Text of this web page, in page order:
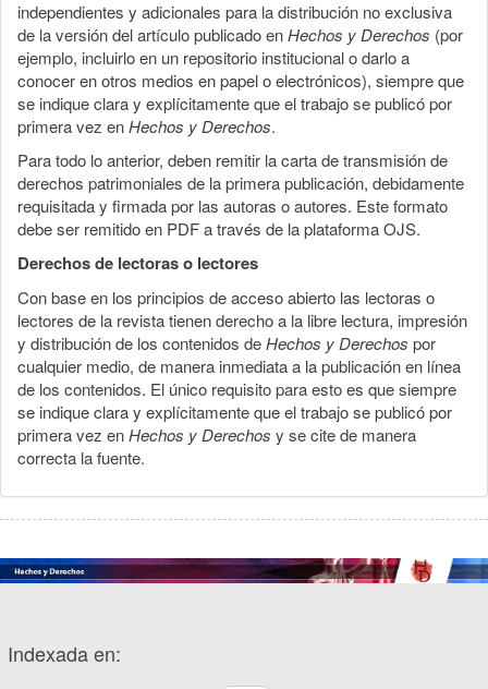
independientes y adicionales para la distribución no exclusiva
de la versión del artículo publicado enHechos y Derechos (por
ejemplo, incluirlo en un repositorio institucional o darlo a
conocer en otros medios en papel o electrónicos), siempre que
se indique clara y explícitamente que el trabajo se publicó por
primera vez enHechos y Derechos.
Para todo lo anterior, deben remitir la carta de transmisión de
derechos patrimoniales de la primera publicación, debidamente
requisitada y firmada por las autoras o autores. Este formato
debe ser remitido en PDF a través de la plataforma OJS.
Derechos de lectoras o lectores
Con base en los principios de acceso abierto las lectoras o
lectores de la revista tienen derecho a la libre lectura, impresión
y distribución de los contenidos deHechos y Derechos por
cualquier medio, de manera inmediata a la publicación en línea
de los contenidos. El único requisito para esto es que siempre
se indique clara y explícitamente que el trabajo se publicó por
primera vez enHechos y Derechos y se cite de manera
correcta la fuente.
Indexada en: